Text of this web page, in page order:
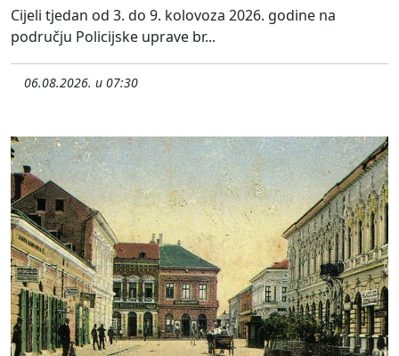
Cijeli tjedan od 3. do 9. kolovoza 2026. godine na
području Policijske uprave br...
06.08.2026. u 07:30